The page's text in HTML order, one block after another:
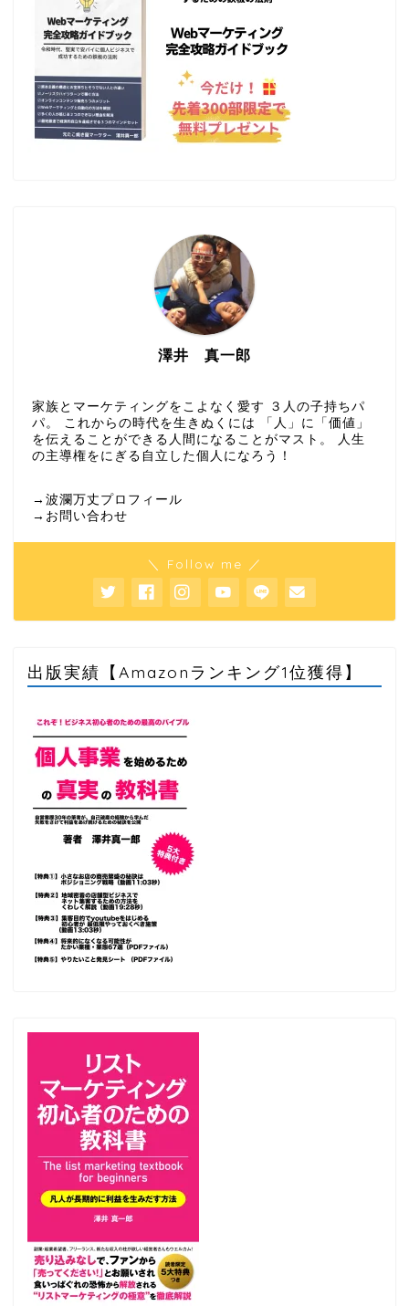
澤井 真一郎
家族とマーケティングをこよなく愛す ３人の子持ちパ
パ。 これからの時代を生きぬくには 「人」に「価値」
を伝えることができる人間になることがマスト。 人生
の主導権をにぎる自立した個人になろう！
→波瀾万丈プロフィール
→お問い合わせ
＼ Follow me ／
出版実績【Amazonランキング1位獲得】